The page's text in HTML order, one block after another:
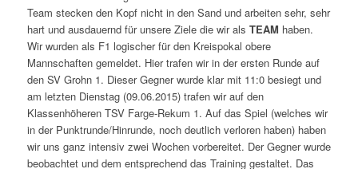
Team stecken den Kopf nicht in den Sand und arbeiten sehr, sehr
hart und ausdauernd für unsere Ziele die wir als TEAM haben.
Wir wurden als F1 logischer für den Kreispokal obere
Mannschaften gemeldet. Hier trafen wir in der ersten Runde auf
den SV Grohn 1. Dieser Gegner wurde klar mit 11:0 besiegt und
am letzten Dienstag (09.06.2015) trafen wir auf den
Klassenhöheren TSV Farge-Rekum 1. Auf das Spiel (welches wir
in der Punktrunde/Hinrunde, noch deutlich verloren haben) haben
wir uns ganz intensiv zwei Wochen vorbereitet. Der Gegner wurde
beobachtet und dem entsprechend das Training gestaltet. Das